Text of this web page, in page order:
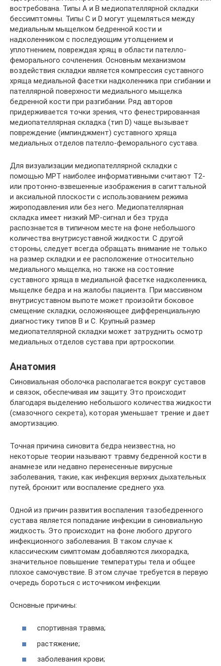
востребована. Типы A и B медиопателлярной складки
бессимптомны. Типы C и D могут ущемляться между
медиальным мыщелком бедренной кости и
надколенником с последующим утолщением и
уплотнением, повреждая хрящ в области пателло-
феморального сочленения. Основным механизмом
воздействия складки является компрессия суставного
хряща медиальной фасетки надколенника при сгибании и
пателлярной поверхности медиального мыщелка
бедренной кости при разгибании. Ряд авторов
придерживается точки зрения, что фенестрированная
медиопателлярная складка (тип D) чаще вызывает
повреждение (импинджмент) суставного хряща
медиальных отделов пателло-феморального сустава.
Для визуализации медиопателлярной складки с
помощью МРТ наиболее информативными считают Т2-
или протонно-взвешенные изображения в сагиттальной
и аксиальной плоскости с использованием режима
жироподавления или без него. Медиопателлярная
складка имеет низкий МР-сигнал и без труда
распознается в типичном месте на фоне небольшого
количества внутрисуставной жидкости. С другой
стороны, следует всегда обращать внимание не только
на размер складки и ее расположение относительно
медиального мыщелка, но также на состояние
суставного хряща в медиальной фасетке надколенника,
мыщелке бедра и на жалобы пациента. При массивном
внутрисуставном выпоте может произойти боковое
смещение складки, осложняющее дифференциальную
диагностику типов B и С. Крупный размер
медиопателлярной складки может затруднить осмотр
медиальных отделов сустава при артроскопии.
Анатомия
Синовиальная оболочка располагается вокруг суставов
и связок, обеспечивая им защиту. Это происходит
благодаря выделению небольшого количества жидкости
(смазочного секрета), которая уменьшает трение и дает
амортизацию.
Точная причина синовита бедра неизвестна, но
некоторые теории называют травму бедренной кости в
анамнезе или недавно перенесенные вирусные
заболевания, такие, ​​как инфекция верхних дыхательных
путей, бронхит или воспаление среднего уха.
Одной из причин развития воспаления тазобедренного
сустава является попадание инфекции в синовиальную
жидкость. Это происходит на фоне любого другого
инфекционного заболевания. В таком случае к
классическим симптомам добавляются лихорадка,
значительное повышение температуры тела и общее
плохое самочувствие. В этом случае требуется в первую
очередь бороться с источником инфекции.
Основные причины:
спортивная травма;
растяжение;
заболевания крови;